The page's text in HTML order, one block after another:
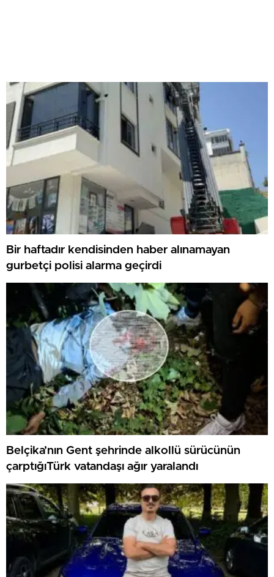
Bir haftadır kendisinden haber alınamayan
gurbetçi polisi alarma geçirdi
Belçika’nın Gent şehrinde alkollü sürücünün
çarptığıTürk vatandaşı ağır yaralandı